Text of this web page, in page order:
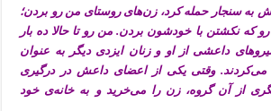
به سنجار حمله کرد، زن‌های روستای من رو بردن؛
که نکشتن با خودشون بردن. من رو تا حالا ده بار
داعشی از او و زنان ایزدی دیگر به عنوان
وقتی یکی از اعضای داعش در درگیری
از آن گروه، زن را می‌خرید و به خانه‌ی خود